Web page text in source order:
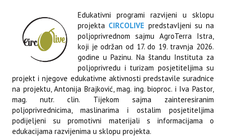
Edukativni programi razvijeni u sklopu
projekta CIRCOLIVE predstavljeni su na
poljoprivrednom sajmu AgroTerra Istra,
koji je održan od 17. do 19. travnja 2026.
godine u Pazinu. Na štandu Instituta za
poljoprivredu i turizam posjetiteljima su
projekt i njegove edukativne aktivnosti predstavile suradnice
na projektu, Antonija Brajković, mag. ing. bioproc. i Iva Pastor,
mag. nutr. clin. Tijekom sajma zainteresiranim
poljoprivrednicima, maslinarima i ostalim posjetiteljima
podijeljeni su promotivni materijali s informacijama o
edukacijama razvijenima u sklopu projekta.